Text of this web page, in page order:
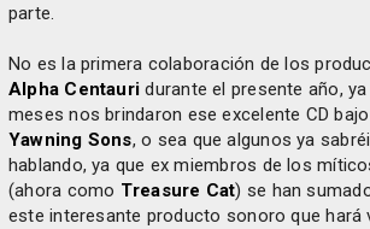
parte.
No es la primera colaboración de los
Alpha Centauri durante el presente año,
meses nos brindaron ese excelente CD
Yawning Sons, o sea que algunos ya
hablando, ya que ex miembros de los
(ahora como Treasure Cat) se han
este interesante producto sonoro que hará